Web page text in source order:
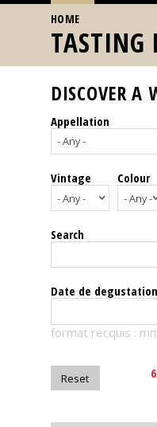
Home
Our
events
Spirits
Tasting
reviews
The
magazine
YOU ARE HERE
HOME
TASTING
DISCOVER A
Appellation
Vintage Colour
Search
Date de degustation
format recquis :